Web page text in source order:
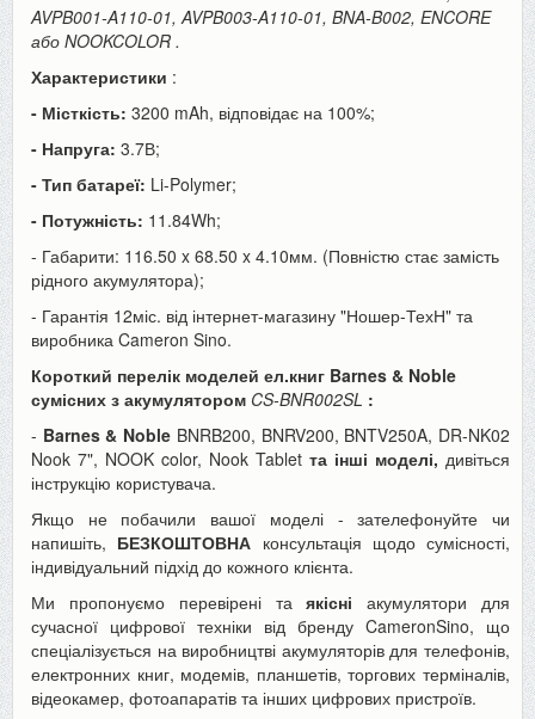
AVPB001-A110-01, AVPB003-A110-01, BNA-B002, ENCORE
або NOOKCOLOR .
Характеристики :
- Місткість: 3200 mAh, відповідає на 100%;
- Напруга: 3.7В;
- Тип батареї: Li-Polymer;
- Потужність: 11.84Wh;
- Габарити: 116.50 x 68.50 x 4.10мм. (Повністю стає замість
рідного акумулятора);
- Гарантія 12міс. від інтернет-магазину "Ношер-ТехН" та
виробника Cameron Sino.
Короткий перелік моделей ел.книг Barnes & Noble
сумісних з акумулятором CS-BNR002SL :
- Barnes & Noble BNRB200, BNRV200, BNTV250A, DR-NK02
Nook 7", NOOK color, Nook Tablet та інші моделі, дивіться
інструкцію користувача.
Якщо не побачили вашої моделі - зателефонуйте чи
напишіть, БЕЗКОШТОВНА консультація щодо сумісності,
індивідуальний підхід до кожного клієнта.
Ми пропонуємо перевірені таякісні акумулятори для
сучасної цифрової техніки від бренду CameronSino, що
спеціалізується на виробництві акумуляторів для телефонів,
електронних книг, модемів, планшетів, торгових терміналів,
відеокамер, фотоапаратів та інших цифрових пристроїв.